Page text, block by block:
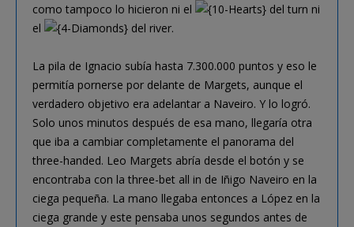
como tampoco lo hicieron ni el
del turn ni
el
del river.
La pila de Ignacio subía hasta 7.300.000 puntos y eso le
permitía pornerse por delante de Margets, aunque el
verdadero objetivo era adelantar a Naveiro. Y lo logró.
Solo unos minutos después de esa mano, llegaría otra
que iba a cambiar completamente el panorama del
three-handed. Leo Margets abría desde el botón y se
encontraba con la three-bet all in de Iñigo Naveiro en la
ciega pequeña. La mano llegaba entonces a López en la
ciega grande y este pensaba unos segundos antes de